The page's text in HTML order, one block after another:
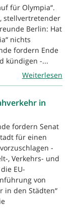
für Olympia“.
stellvertretender
Berlin: Hat
nichts
fordern Ende
kündigen -...
Weiterlesen
in
fordern Senat
für einen
-
, Verkehrs- und
EU-
von
in den Städten“